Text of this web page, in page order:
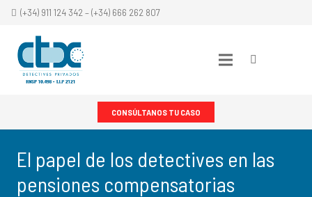
(+34) 911 124 342 – (+34) 666 262 807
CONSÚLTANOS TU CASO
El papel de los detectives en las
pensiones compensatorias